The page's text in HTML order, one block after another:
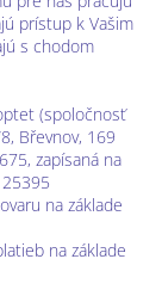
prístup k Vašim
s chodom
(spoločnosť
Břevnov, 169
zapísaná na
na základe
na základe